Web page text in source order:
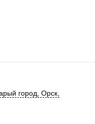
город, Орск